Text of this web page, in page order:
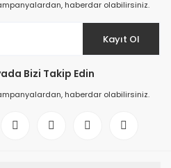
haberdar olabilirsiniz.
Kayıt Ol
Bizi Takip Edin
haberdar olabilirsiniz.